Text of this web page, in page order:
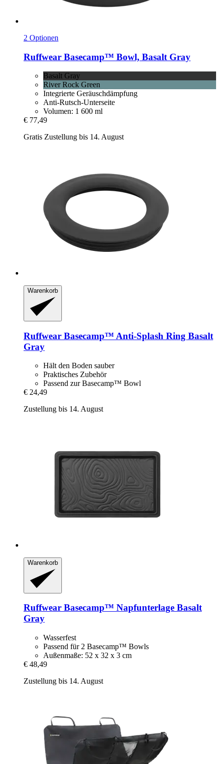
2 Optionen
Ruffwear Basecamp™ Bowl, Basalt Gray
Basalt Gray
River Rock Green
Integrierte Geräuschdämpfung
Anti-Rutsch-Unterseite
Volumen: 1 600 ml
€ 77,49
Gratis Zustellung bis 14. August
Warenkorb
Ruffwear Basecamp™ Anti-​Splash Ring Basalt
Gray
Hält den Boden sauber
Praktisches Zubehör
Passend zur Basecamp™ Bowl
€ 24,49
Zustellung bis 14. August
Warenkorb
Ruffwear Basecamp™ Napfunterlage Basalt
Gray
Wasserfest
Passend für 2 Basecamp™ Bowls
Außenmaße: 52 x 32 x 3 cm
€ 48,49
Zustellung bis 14. August